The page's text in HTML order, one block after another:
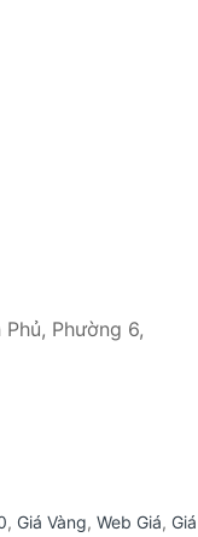
Phường 6,
, Giá Vàng, Web Giá, Giá